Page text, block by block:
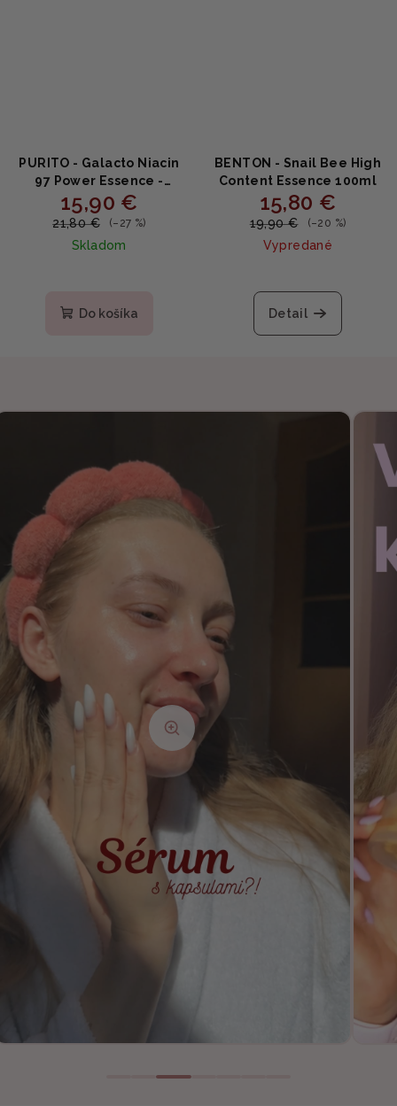
PURITO - Galacto Niacin
97 Power Essence -
esencia s Galactomyces
a Niacinamidom 5% 60ml
15,90 €
21,80 € (–27 %)
Skladom
Do košíka
BENTON - Snail Bee High
Content Essence 100ml
15,80 €
19,90 € (–20 %)
Vypredané
Detail